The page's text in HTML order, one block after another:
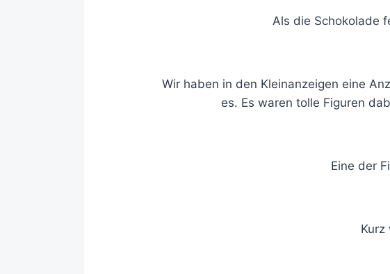
Als die Schokolade
Wir haben in den Kleinanzeigen eine
es. Es waren tolle Figuren
Eine der